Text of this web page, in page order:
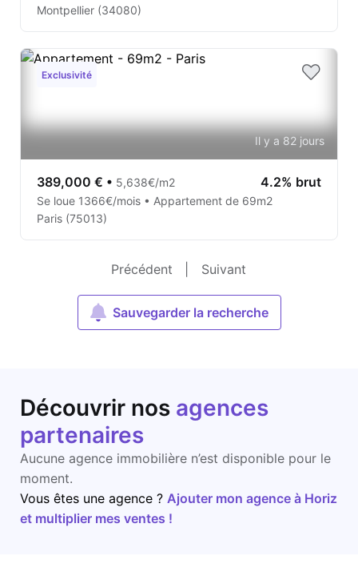
Montpellier (34080)
Exclusivité
Il y a 82 jours
389,000 € • 5,638€/m2 4.2% brut
Se loue 1366€/mois • Appartement de 69m2
Paris (75013)
Précédent Suivant
Sauvegarder la recherche
Découvrir nos agences
partenaires
Aucune agence immobilière n’est disponible pour le
moment.
Vous êtes une agence ? Ajouter mon agence à Horiz
et multiplier mes ventes !